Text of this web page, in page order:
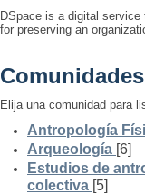
DSpace is a digital
for preserving an
Elija una comunidad para
Antropología
Arqueología [6]
Estudios de
colectiva [5]